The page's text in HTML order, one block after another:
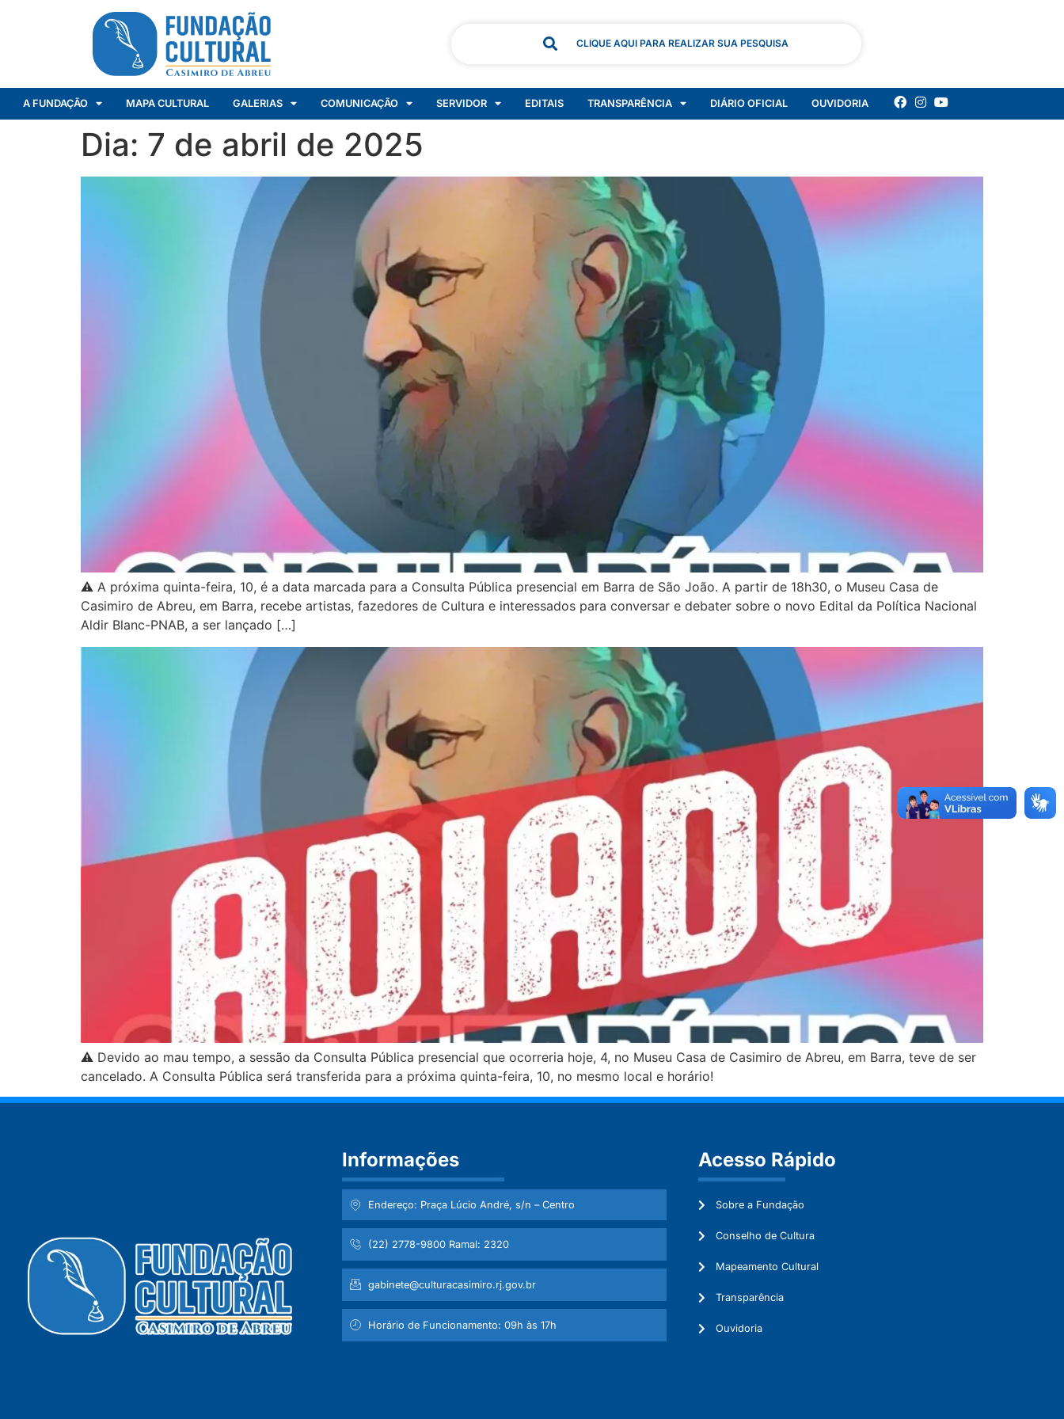
CLIQUE AQUI PARA REALIZAR SUA PESQUISA
A FUNDAÇÃO MAPA CULTURAL GALERIAS COMUNICAÇÃO SERVIDOR EDITAIS TRANSPARÊNCIA DIÁRIO OFICIAL OUVIDORIA
Dia: 7 de abril de 2025
⚠️ A próxima quinta-feira, 10, é a data marcada para a Consulta Pública presencial em Barra de São João. A partir de 18h30, o Museu Casa de
Casimiro de Abreu, em Barra, recebe artistas, fazedores de Cultura e interessados para conversar e debater sobre o novo Edital da Política Nacional
Aldir Blanc-PNAB, a ser lançado […]
⚠️ Devido ao mau tempo, a sessão da Consulta Pública presencial que ocorreria hoje, 4, no Museu Casa de Casimiro de Abreu, em Barra, teve de ser
cancelado. A Consulta Pública será transferida para a próxima quinta-feira, 10, no mesmo local e horário!
Informações
Endereço: Praça Lúcio André, s/n – Centro
(22) 2778-9800 Ramal: 2320
gabinete@culturacasimiro.rj.gov.br
Horário de Funcionamento: 09h às 17h
Acesso Rápido
Sobre a Fundação
Conselho de Cultura
Mapeamento Cultural
Transparência
Ouvidoria